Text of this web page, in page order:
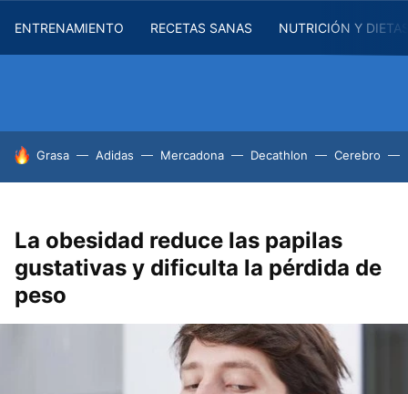
ENTRENAMIENTO RECETAS SANAS NUTRICIÓN Y
HOY SE HABLA DE
Grasa Adidas Mercadona Decathlon Cerebro
La obesidad reduce las papilas
gustativas y dificulta la pérdida de
peso